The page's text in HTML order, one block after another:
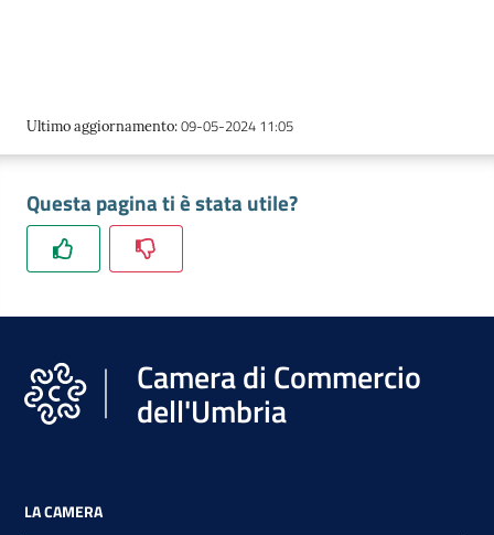
gis
tra
su
Ultimo aggiornamento:09-05-2024 11:05
Questa pagina ti è stata utile?
Camera di Commercio
dell'Umbria
LA CAMERA